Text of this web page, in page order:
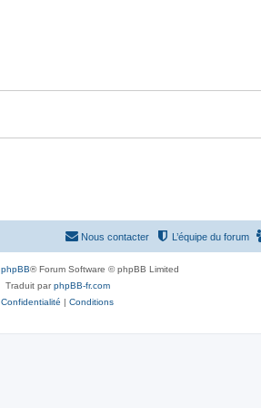
s
s
s
L’équipe du forum
Nous contacter
phpBB® Forum Software © phpBB Limited
Traduit parphpBB-fr.com
Confidentialité | Conditions